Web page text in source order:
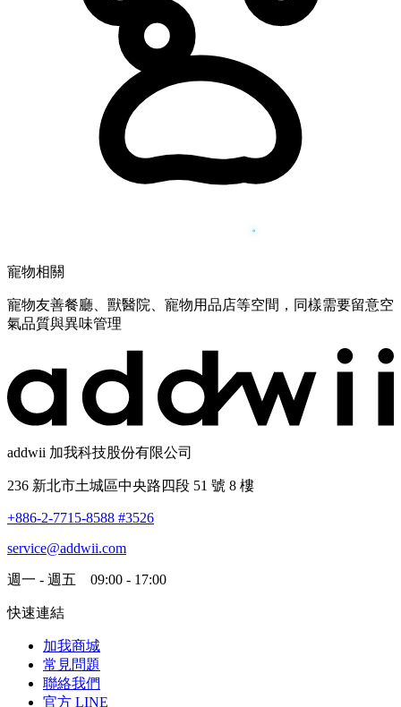
寵物相關
寵物友善餐廳、獸醫院、寵物用品店等空間，同樣需要留意空
氣品質與異味管理
addwii 加我科技股份有限公司
236 新北市土城區中央路四段 51 號 8 樓
+886-2-7715-8588 #3526
service@addwii.com
週一 - 週五 09:00 - 17:00
快速連結
加我商城
常見問題
聯絡我們
官方 LINE